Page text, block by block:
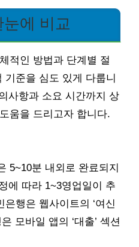
에 비교
적인 방법과 단계별 절
기준을 심도 있게 다룹니
사항과 소요 시간까지 상
움을 드리고자 합니다.
5~10분 내외로 완료되지
에 따라 1~3영업일이 추
행은 웹사이트의 ‘여신
모바일 앱의 ‘대출’ 섹션